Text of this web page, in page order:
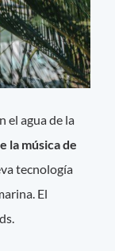
el agua de la
la música de
tecnología
El